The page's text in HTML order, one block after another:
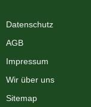
Datenschutz
AGB
Impressum
Wir über uns
Sitemap